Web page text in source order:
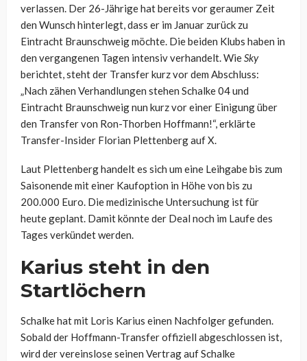
verlassen. Der 26-Jährige hat bereits vor geraumer Zeit
den Wunsch hinterlegt, dass er im Januar zurück zu
Eintracht Braunschweig möchte. Die beiden Klubs haben in
den vergangenen Tagen intensiv verhandelt. WieSky
berichtet, steht der Transfer kurz vor dem Abschluss:
„Nach zähen Verhandlungen stehen Schalke 04 und
Eintracht Braunschweig nun kurz vor einer Einigung über
den Transfer von Ron-Thorben Hoffmann!“, erklärte
Transfer-Insider Florian Plettenberg auf X.
Laut Plettenberg handelt es sich um eine Leihgabe bis zum
Saisonende mit einer Kaufoption in Höhe von bis zu
200.000 Euro. Die medizinische Untersuchung ist für
heute geplant. Damit könnte der Deal noch im Laufe des
Tages verkündet werden.
Karius steht in den
Startlöchern
Schalke hat mit Loris Karius einen Nachfolger gefunden.
Sobald der Hoffmann-Transfer offiziell abgeschlossen ist,
wird der vereinslose seinen Vertrag auf Schalke